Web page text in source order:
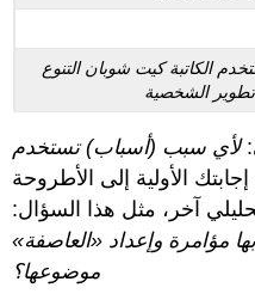
الكاتبة كيت شوبان التنوع
لأي سبب (أسباب) تستخدم
الأولية إلى الأطروحة
آخر، مثل هذا السؤال:
مؤامرة وإعداد «العاصفة»
موضوعها؟